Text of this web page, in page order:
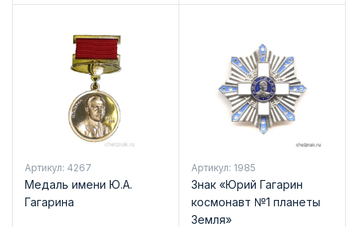
Артикул: 4267
Медаль имени Ю.А.
Гагарина
Артикул: 1985
Знак «Юрий Гагарин
космонавт №1 планеты
Земля»